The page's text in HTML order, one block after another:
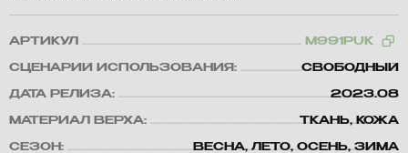
АРТИКУЛ M991PUK
СЦЕНАРИЙ ИСПОЛЬЗОВАНИЯ: СВОБОДНЫЙ
ДАТА РЕЛИЗА: 2023.08
МАТЕРИАЛ ВЕРХА: ТКАНЬ, КОЖА
СЕЗОН: ВЕСНА, ЛЕТО, ОСЕНЬ, ЗИМА